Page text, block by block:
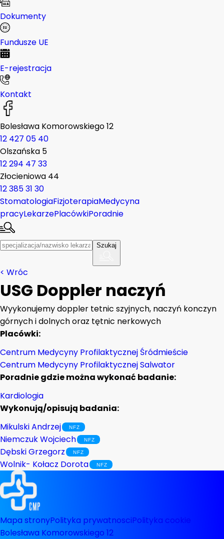
Dokumenty
Fundusze UE
E-rejestracja
Kontakt
Bolesława Komorowskiego 12
12 427 05 40
Olszańska 5
12 294 47 33
Złocieniowa 44
12 385 31 30
StomatologiaFizjoterapiaMedycyna
pracyLekarzePlacówkiPoradnie
Szukaj
< Wróc
USG Doppler naczyń
Wyykonujemy doppler tetnic szyjnych, naczyń konczyn
górnych i dolnych oraz tętnic nerkowych
Placówki:
Centrum Medycyny Profilaktycznej Śródmieście
Centrum Medycyny Profilaktycznej Salwator
Poradnie gdzie można wykonać badanie:
Kardiologia
Wykonują/opisują badania:
Mikulski Andrzej
Niemczuk Wojciech
Dębski Grzegorz
Wolnik- Kołacz Dorota
Mapa stronyPolityka prywatnosciPolityka cookie
Bolesława Komorowskiego 12